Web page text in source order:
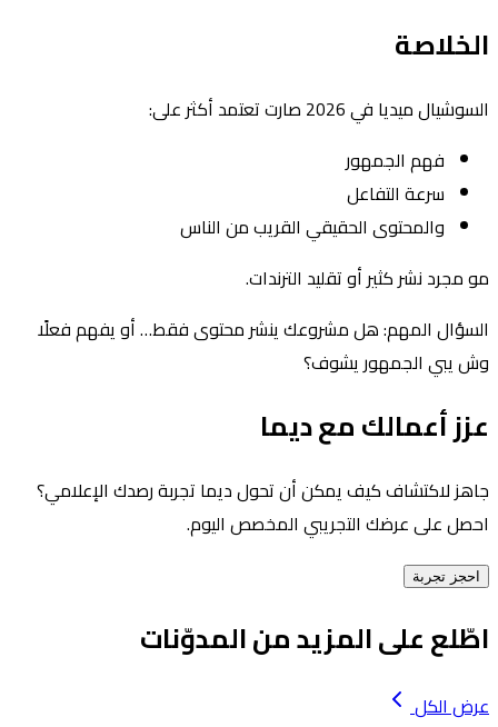
الخلاصة
السوشيال ميديا في 2026 صارت تعتمد أكثر على:
فهم الجمهور
سرعة التفاعل
والمحتوى الحقيقي القريب من الناس
مو مجرد نشر كثير أو تقليد الترندات.
السؤال المهم: هل مشروعك ينشر محتوى فقط… أو يفهم فعلًا
وش يبي الجمهور يشوف؟
عزز أعمالك مع ديما
جاهز لاكتشاف كيف يمكن أن تحول ديما تجربة رصدك الإعلامي؟
احصل على عرضك التجريبي المخصص اليوم.
احجز تجربة
اطّلع على المزيد من المدوّنات
عرض الكل